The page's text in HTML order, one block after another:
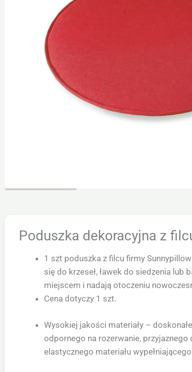
Poduszka dekoracyjna z
1 szt poduszka z filcu firmy
się do krzeseł, ławek do siedzenia
miejscem i nadają otoczeniu
Cena dotyczy 1 szt.
Wysokiej jakości materiały –
odpornego na rozerwanie,
elastycznego materiału